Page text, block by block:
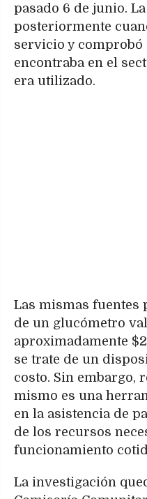
pasado 6 de junio.
posteriormente
servicio y comprobó
encontraba en el
era utilizado.
Las mismas fuentes
de un glucómetro
aproximadamente
se trate de un
costo. Sin embargo,
mismo es una
en la asistencia de
de los recursos
funcionamiento
La investigación